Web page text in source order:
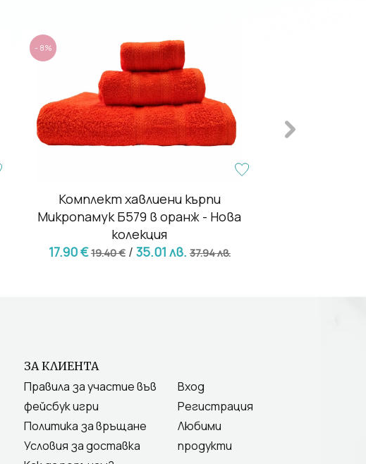
- 8%
Комплект хавлиени кърпи
Микропамук Б579 в оранж - Нова
колекция
17.90 €19.40 € / 35.01 лв. 37.94 лв.
ЗА КЛИЕНТА
Правила за участие във
фейсбук игри
Политика за връщане
Условия за доставка
Вход
Регистрация
Любими
продукти